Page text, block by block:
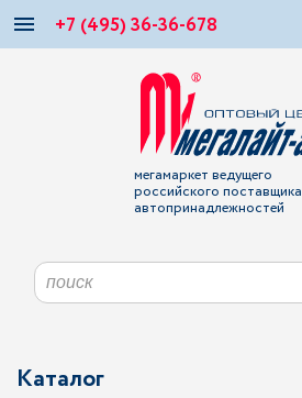
+7 (495) 36-36-678
мегамаркет ведущего
российского поставщика
автопринадлежностей
Каталог